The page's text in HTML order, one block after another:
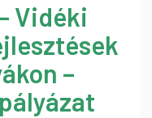
Vidéki
–